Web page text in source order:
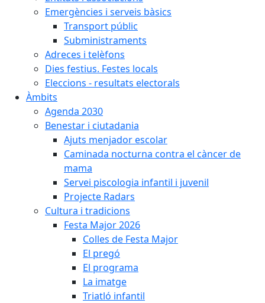
Emergències i serveis bàsics
Transport públic
Subministraments
Adreces i telèfons
Dies festius. Festes locals
Eleccions - resultats electorals
Àmbits
Agenda 2030
Benestar i ciutadania
Ajuts menjador escolar
Caminada nocturna contra el càncer de
mama
Servei piscologia infantil i juvenil
Projecte Radars
Cultura i tradicions
Festa Major 2026
Colles de Festa Major
El pregó
El programa
La imatge
Triatló infantil